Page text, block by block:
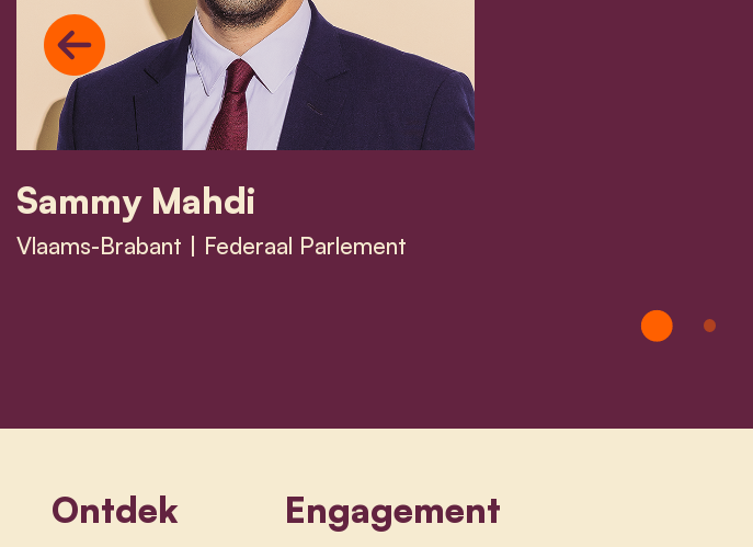
Sammy Mahdi
Vlaams-Brabant | Federaal Parlement
Previous
Ontdek Engagement